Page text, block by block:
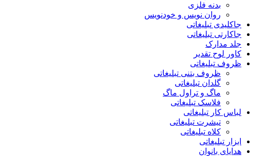
بدنه فلزی
روان نویس و خودنویس
جاکلیدی تبلیغاتی
جاکارتی تبلیغاتی
جلد مدارک
کاور لوح تقدیر
ظروف تبلیغاتی
ظروف بتنی تبلیغاتی
گلدان تبلیغاتی
ماگ و تراول ماگ
فلاسک تبلیغاتی
لباس کار تبلیغاتی
تیشرت تبلیغاتی
کلاه تبلیغاتی
ابزار تبلیغاتی
هدایای بانوان